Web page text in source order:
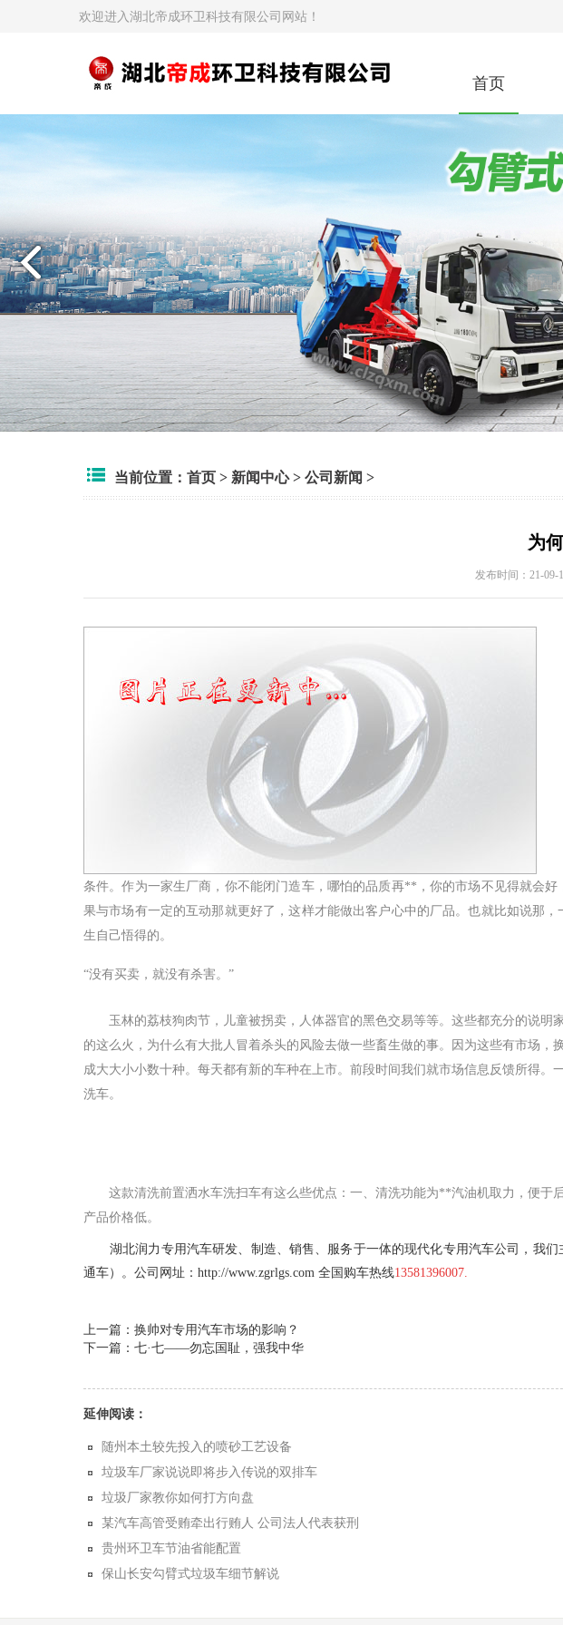
欢迎进入湖北帝成环卫科技有限公司网站！
首页
当前位置： 首页 > 新闻中心> 公司新闻 >
为
发布时间：21-
条件。作为一家生厂商，你不能闭门造车，哪怕的品质再**，你的市场不见得就会
果与市场有一定的互动那就更好了，这样才能做出客户心中的厂品。也就比如说那
生自己悟得的。
“没有买卖，就没有杀害。”
玉林的荔枝狗肉节，儿童被拐卖，人体器官的黑色交易等等。这些都充分的说
的这么火，为什么有大批人冒着杀头的风险去做一些畜生做的事。因为这些有市场
成大大小小数十种。每天都有新的车种在上市。前段时间我们就市场信息反馈所得
洗车。
这款清洗前置洒水车洗扫车有这么些优点：一、清洗功能为**汽油机取力，便
产品价格低。
湖北润力专用汽车研发、制造、销售、服务于一体的现代化专用汽车公司，我们
通车）。公司网址： http://www.zgrlgs.com 全国购车热线13581396007.
上一篇：换帅对专用汽车市场的影响？
下一篇：七·七——勿忘国耻，强我中华
延伸阅读：
随州本土较先投入的喷砂工艺设备
垃圾车厂家说说即将步入传说的双排车
垃圾厂家教你如何打方向盘
某汽车高管受贿牵出行贿人 公司法人代表获刑
贵州环卫车节油省能配置
保山长安勾臂式垃圾车细节解说